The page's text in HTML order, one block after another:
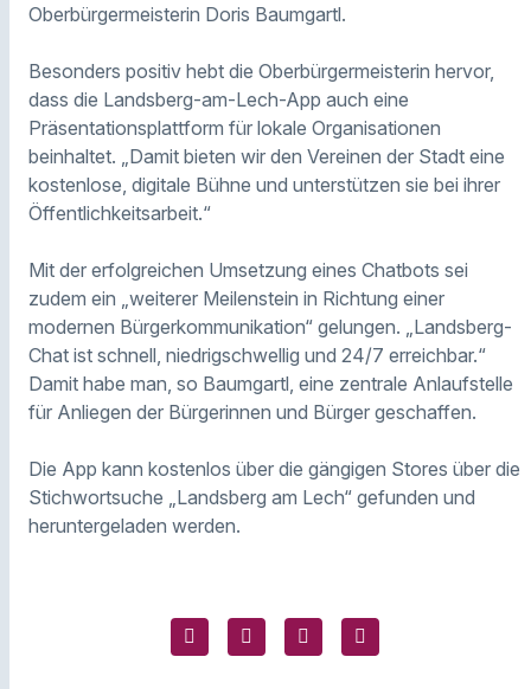
Oberbürgermeisterin Doris Baumgartl.
Besonders positiv hebt die Oberbürgermeisterin hervor,
dass die Landsberg-am-Lech-App auch eine
Präsentationsplattform für lokale Organisationen
beinhaltet. „Damit bieten wir den Vereinen der Stadt eine
kostenlose, digitale Bühne und unterstützen sie bei ihrer
Öffentlichkeitsarbeit.“
Mit der erfolgreichen Umsetzung eines Chatbots sei
zudem ein „weiterer Meilenstein in Richtung einer
modernen Bürgerkommunikation“ gelungen. „Landsberg-
Chat ist schnell, niedrigschwellig und 24/7 erreichbar.“
Damit habe man, so Baumgartl, eine zentrale Anlaufstelle
für Anliegen der Bürgerinnen und Bürger geschaffen.
Die App kann kostenlos über die gängigen Stores über die
Stichwortsuche „Landsberg am Lech“ gefunden und
heruntergeladen werden.